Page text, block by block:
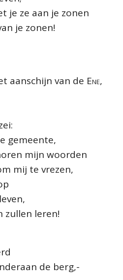
je ze aan je zonen
je zonen!
aanschijn van de Ene,
gemeente,
mijn woorden
mij te vrezen,
zullen leren!
de berg,-